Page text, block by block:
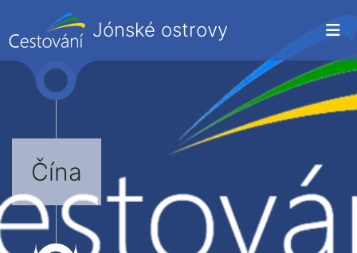
Jónské ostrovy
Čína